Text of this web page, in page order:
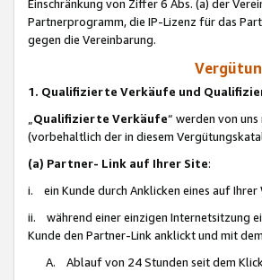
Einschränkung von Ziffer 6 Abs. (a) der
Partnerprogramm, die IP-Lizenz für das
gegen die Vereinbarung.
1. Qualifizierte Verkäufe und
Qualifizierte Verkäufe“ werden von
(vorbehaltlich der in diesem
(a) Partner- Link auf Ihrer Site:
i. ein Kunde durch Anklicken eines auf
ii. während einer einzigen Internetsitzung
Kunde den Partner-Link anklickt und mit
A. Ablauf von 24 Stunden seit dem